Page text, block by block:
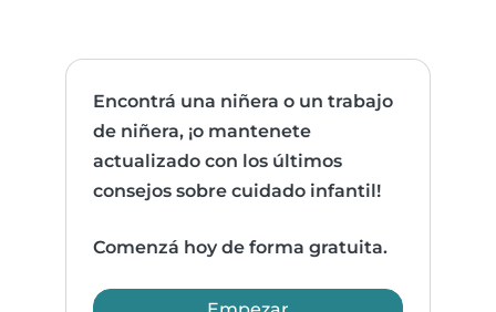
Encontrá una niñera o un trabajo
de niñera, ¡o mantenete
actualizado con los últimos
consejos sobre cuidado infantil!
Comenzá hoy de forma gratuita.